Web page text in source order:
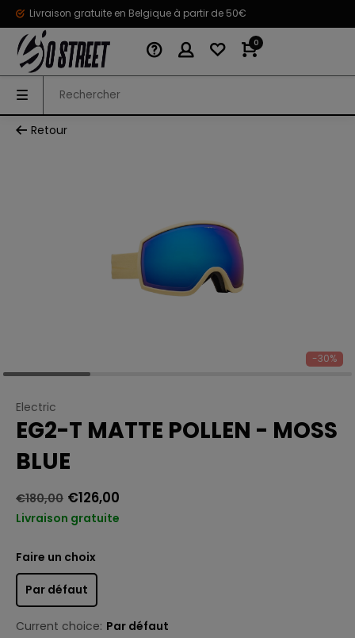
Livraison gratuite en Belgique à partir de 50€
0
Retour
-30%
Electric
EG2-T MATTE POLLEN - MOSS
BLUE
€180,00 €126,00
Livraison gratuite
Faire un choix
Par défaut
Current choice: Par défaut